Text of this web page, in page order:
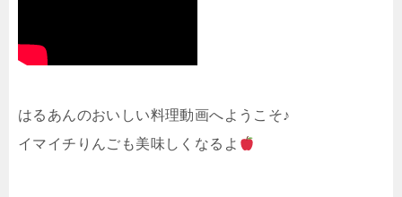
はるあんのおいしい料理動画へようこそ♪
イマイチりんごも美味しくなるよ